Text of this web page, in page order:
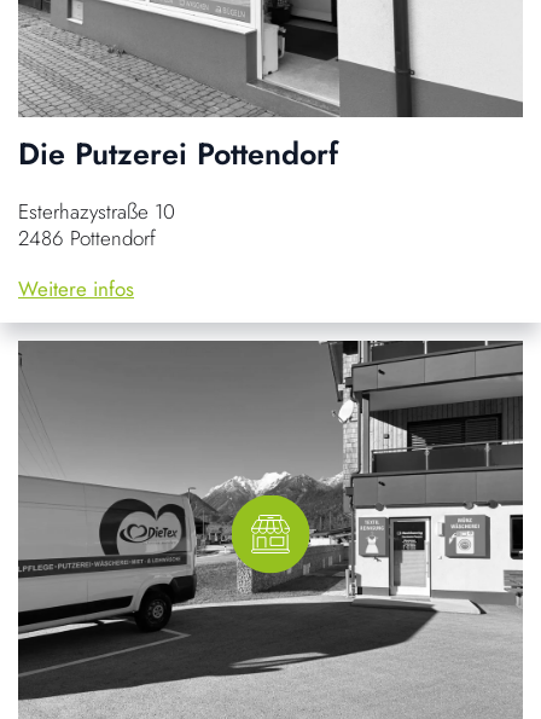
Die Putzerei Pottendorf
Esterhazystraße 10
2486 Pottendorf
Weitere infos